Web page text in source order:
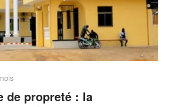
de propreté : la